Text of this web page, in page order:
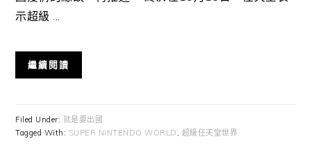
示超級 ...
繼續閱讀
Filed Under: 就是要出國
Tagged With: SUPER NINTENDO WORLD 超級任天堂世界